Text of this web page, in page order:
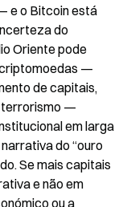
e o Bitcoin está
do
Oriente pode
—
de capitais,
terrorismo —
em larga
do “ouro
Se mais capitais
e não em
ou a